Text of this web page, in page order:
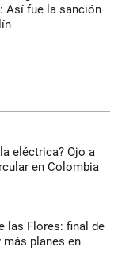
Así fue la sanción
eléctrica? Ojo a
en Colombia
las Flores: final de
más planes en